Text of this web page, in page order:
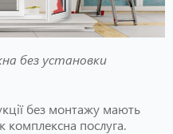
без установки
без монтажу мають
комплексна послуга.